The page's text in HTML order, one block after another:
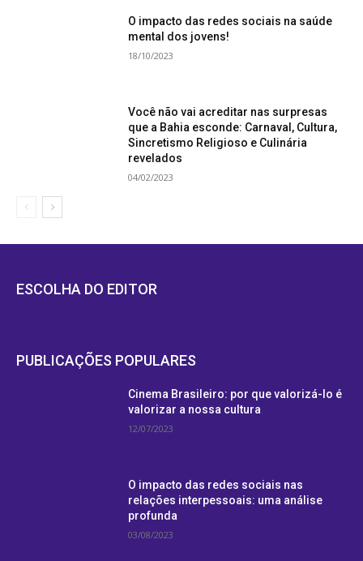
O impacto das redes sociais na saúde
mental dos jovens!
18/10/2023
Você não vai acreditar nas surpresas
que a Bahia esconde: Carnaval, Cultura,
Sincretismo Religioso e Culinária
revelados
04/02/2023
ESCOLHA DO EDITOR
PUBLICAÇÕES POPULARES
Cinema Brasileiro: por que valorizá-lo é
valorizar a nossa cultura
12/07/2023
O impacto das redes sociais nas
relações interpessoais: uma análise
profunda
03/08/2023